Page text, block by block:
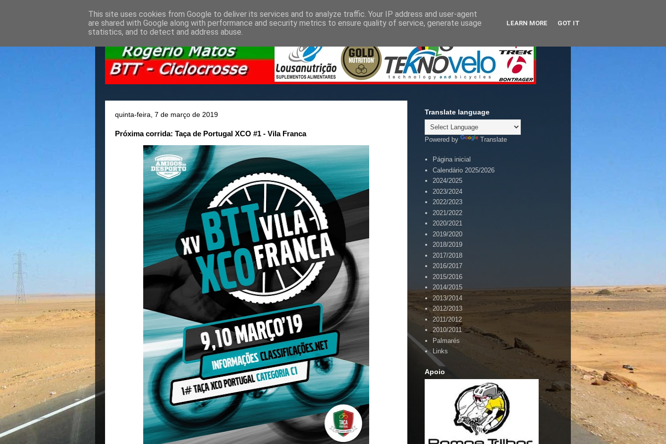
quinta-feira, 7 de março de 2019
Próxima corrida: Taça de Portugal XCO #1 - Vila Franca
Translate language
Powered by Translate
Página inicial
Calendário 2025/2026
2024/2025
2023/2024
2022/2023
2021/2022
2020/2021
2019/2020
2018/2019
2017/2018
2016/2017
2015/2016
2014/2015
2013/2014
2012/2013
2011/2012
2010/2011
Palmarés
Links
Apoio
This site uses cookies from Google to deliver its services and to analyze traffic. Your IP address and user-agent
are shared with Google along with performance and security metrics to ensure quality of service, generate usage
statistics, and to detect and address abuse.
LEARN MORE GOT IT